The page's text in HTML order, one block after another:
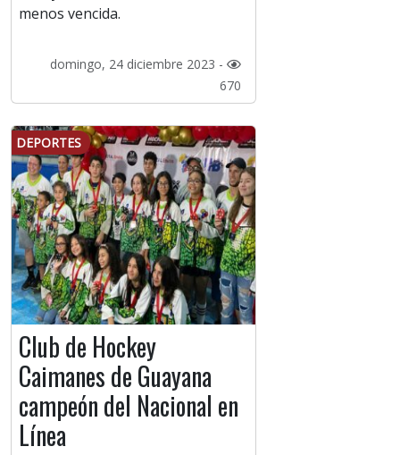
menos vencida.
domingo, 24 diciembre 2023 -
670
DEPORTES
Club de Hockey
Caimanes de Guayana
campeón del Nacional en
Línea